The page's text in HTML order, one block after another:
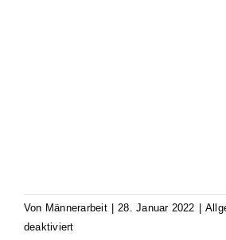
Von Männerarbeit 28. Januar 2022
deaktiviertfür